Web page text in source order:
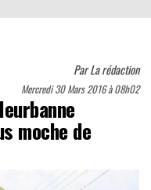
ParLa rédaction
Mercredi 30 Mars 2016 à 08h02
moche de